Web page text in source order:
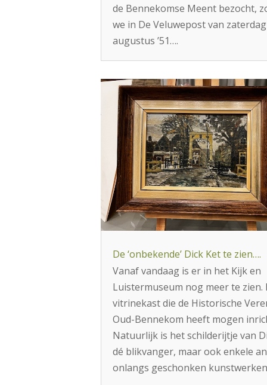
de Bennekomse Meent bezocht,
we in De Veluwepost van
augustus ’51….
De ‘onbekende’ Dick Ket te zien….
Vanaf vandaag is er in het Kijk en
Luistermuseum nog meer te zien.
vitrinekast die de Historische
Oud-Bennekom heeft mogen
Natuurlijk is het schilderijtje van
dé blikvanger, maar ook enkele
onlangs geschonken